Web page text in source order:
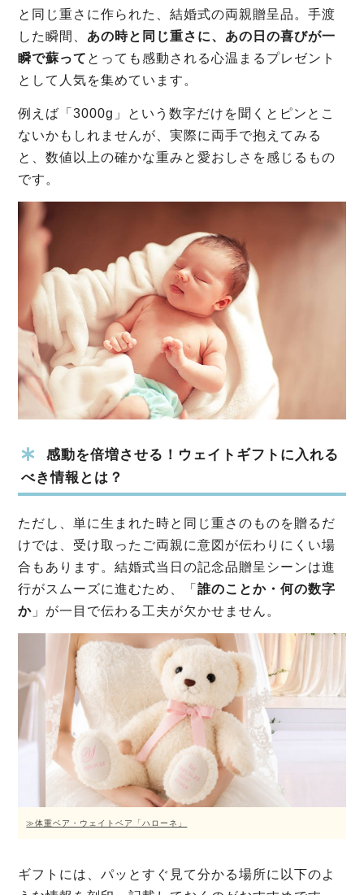
と同じ重さに作られた、結婚式の両親贈呈品。手渡
した瞬間、 あの時と同じ重さに、あの日の喜びが一
瞬で蘇って とっても感動される心温まるプレゼント
として人気を集めています。
例えば「3000g」という数字だけを聞くとピンとこ
ないかもしれませんが、実際に両手で抱えてみる
と、数値以上の確かな重みと愛おしさを感じるもの
です。
感動を倍増させる！ウェイトギフトに入れる
べき情報とは？
ただし、単に生まれた時と同じ重さのものを贈るだ
けでは、受け取ったご両親に意図が伝わりにくい場
合もあります。結婚式当日の記念品贈呈シーンは進
行がスムーズに進むため、「誰のことか・何の数字
か 」が一目で伝わる工夫が欠かせません。
≫体重ベア・ウェイトベア「ハローネ」
ギフトには、パッとすぐ見て分かる場所に以下のよ